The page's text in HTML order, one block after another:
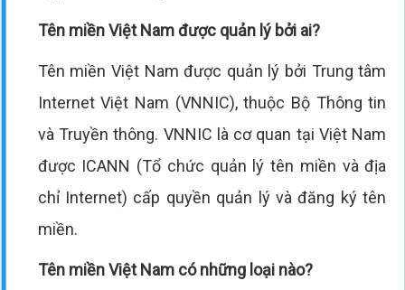
Tên miền Việt Nam được quản lý bởi ai?
Tên miền Việt Nam được quản lý bởi Trung tâm
Internet Việt Nam (VNNIC), thuộc Bộ Thông tin
và Truyền thông. VNNIC là cơ quan tại Việt Nam
được ICANN (Tổ chức quản lý tên miền và địa
chỉ Internet) cấp quyền quản lý và đăng ký tên
miền.
Tên miền Việt Nam có những loại nào?